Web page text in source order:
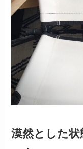
漠然とした